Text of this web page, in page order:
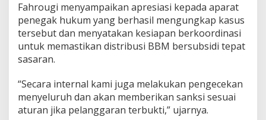
Fahrougi menyampaikan apresiasi kepada aparat
penegak hukum yang berhasil mengungkap kasus
tersebut dan menyatakan kesiapan berkoordinasi
untuk memastikan distribusi BBM bersubsidi tepat
sasaran.
“Secara internal kami juga melakukan pengecekan
menyeluruh dan akan memberikan sanksi sesuai
aturan jika pelanggaran terbukti,” ujarnya.